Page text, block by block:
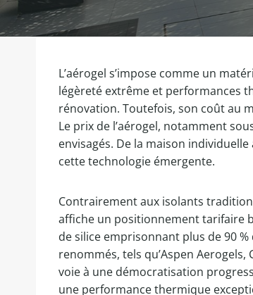
L’aérogel s’impose comme un
légèreté extrême et performances
rénovation. Toutefois, son coût au
Le prix de l’aérogel, notamment
envisagés. De la maison
cette technologie émergente.
Contrairement aux isolants
affiche un positionnement tarifaire
de silice emprisonnant plus de 90
renommés, tels qu’Aspen
voie à une démocratisation
une performance thermique